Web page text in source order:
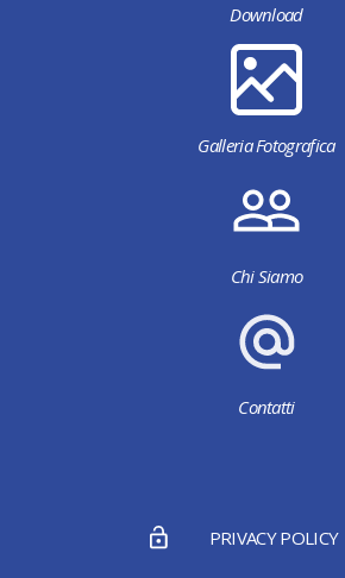
Download
Galleria Fotografica
Chi Siamo
Contatti
PRIVACY POLICY